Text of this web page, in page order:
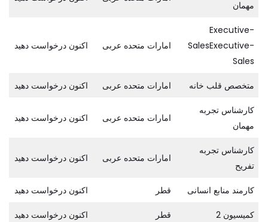
مهمان
Executive-
SalesExecutive-
Sales
امارات متحده عربی اکنون درخواست دهید
متخصص قلب خانه امارات متحده عربی اکنون درخواست دهید
کارشناس تجربه
مهمان
امارات متحده عربی اکنون درخواست دهید
کارشناس تجربه
تفریح
امارات متحده عربی اکنون درخواست دهید
کارمند منابع انسانی قطر اکنون درخواست دهید
کمیسیون 2 قطر اکنون درخواست دهید